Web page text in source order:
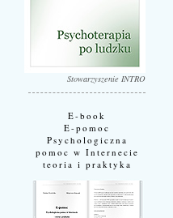
Stowarzyszenie INTRO
E-book
E-pomoc
Psychologiczna
pomoc w Internecie
teoria i praktyka